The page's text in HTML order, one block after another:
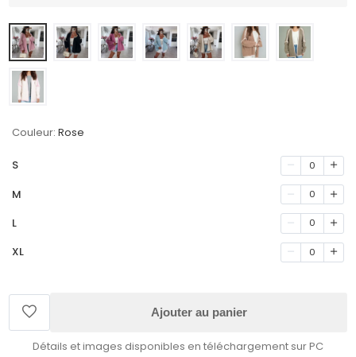
Couleur: Rose
S 0
M 0
L 0
XL 0
Ajouter au panier
Détails et images disponibles en téléchargement sur PC